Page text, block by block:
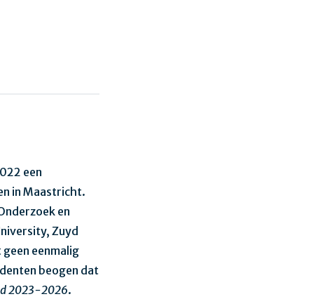
een
in Maastricht.
en
Zuyd
eenmalig
beogen dat
2023-2026.